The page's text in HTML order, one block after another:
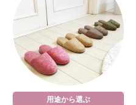
用途から選ぶ